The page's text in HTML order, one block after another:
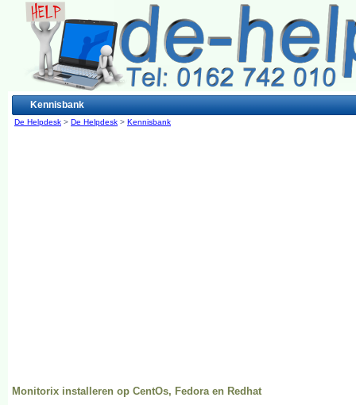
Kennisbank
De Helpdesk > De Helpdesk > Kennisbank
Monitorix installeren op CentOs, Fedora en Redhat